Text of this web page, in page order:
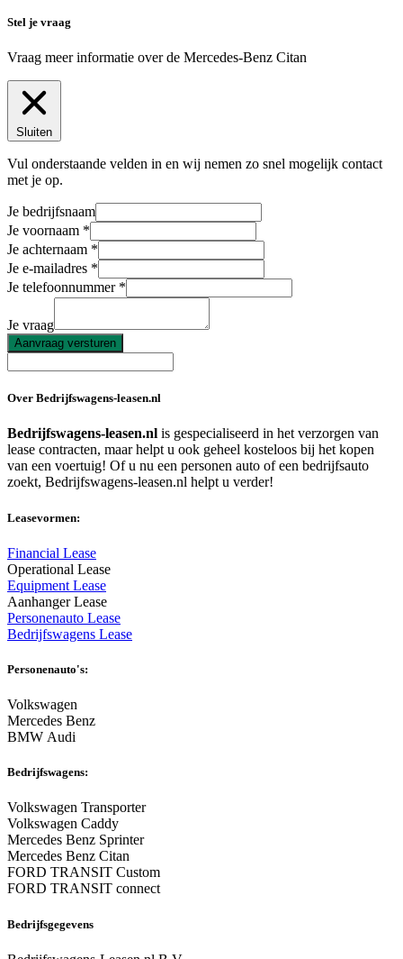
Stel je vraag
Vraag meer informatie over de Mercedes-Benz Citan
Sluiten
Vul onderstaande velden in en wij nemen zo snel mogelijk contact
met je op.
Je bedrijfsnaam
Je voornaam
Je achternaam
Je e-mailadres
Je telefoonnummer
Je vraag
Aanvraag versturen
Over Bedrijfswagens-leasen.nl
Bedrijfswagens-leasen.nl is gespecialiseerd in het verzorgen van
lease contracten, maar helpt u ook geheel kosteloos bij het kopen
van een voertuig! Of u nu een personen auto of een bedrijfsauto
zoekt, Bedrijfswagens-leasen.nl helpt u verder!
Leasevormen:
Financial Lease
Operational Lease
Equipment Lease
Aanhanger Lease
Personenauto Lease
Bedrijfswagens Lease
Personenauto's:
Volkswagen
Mercedes Benz
BMW Audi
Bedrijfswagens:
Volkswagen Transporter
Volkswagen Caddy
Mercedes Benz Sprinter
Mercedes Benz Citan
FORD TRANSIT Custom
FORD TRANSIT connect
Bedrijfsgegevens